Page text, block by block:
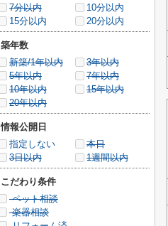
7分以内
10分以内
15分以内
20分以内
築年数
新築/1年以内
3年以内
5年以内
7年以内
10年以内
15年以内
20年以内
情報公開日
指定しない
本日
3日以内
1週間以内
こだわり条件
ペット相談
楽器相談